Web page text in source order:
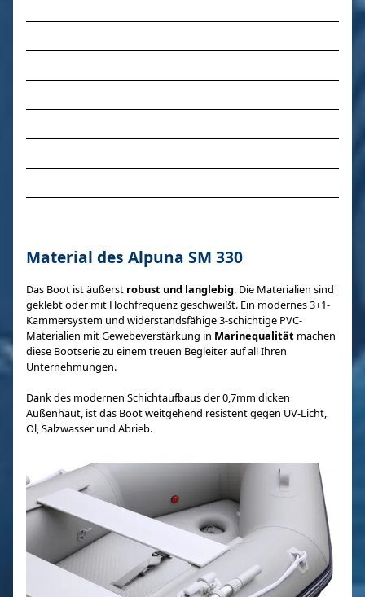
Material des Alpuna SM 330
Das Boot ist äußerst robust und langlebig. Die Materialien sind
geklebt oder mit Hochfrequenz geschweißt. Ein modernes 3+1-
Kammersystem und widerstandsfähige 3-schichtige PVC-
Materialien mit Gewebeverstärkung in Marinequalität machen
diese Bootserie zu einem treuen Begleiter auf all Ihren
Unternehmungen.
Dank des modernen Schichtaufbaus der 0,7mm dicken
Außenhaut, ist das Boot weitgehend resistent gegen UV-Licht,
Öl, Salzwasser und Abrieb.